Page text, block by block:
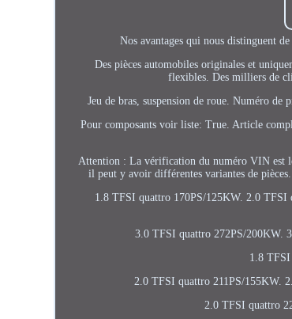
Nos avantages qui nous distinguent
Des pièces automobiles originales et
flexibles. Des milliers de
Jeu de bras, suspension de roue. Numéro de
Pour composants voir liste: True. Article
Attention : La vérification du numéro VIN est
il peut y avoir différentes variantes de
1.8 TFSI quattro 170PS/125KW. 2.0
3.0 TFSI quattro 272PS/200KW.
1.8
2.0 TFSI quattro 211PS/155KW.
2.0 TFSI quattro